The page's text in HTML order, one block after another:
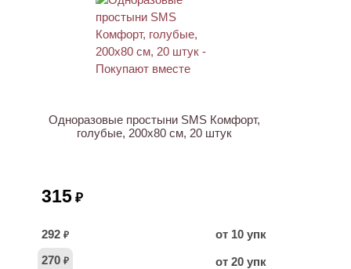
Одноразовые простыни SMS Комфорт,
голубые, 200х80 см, 20 штук
315 ₽
292 ₽
от 10 упк
270 ₽ от 20 упк